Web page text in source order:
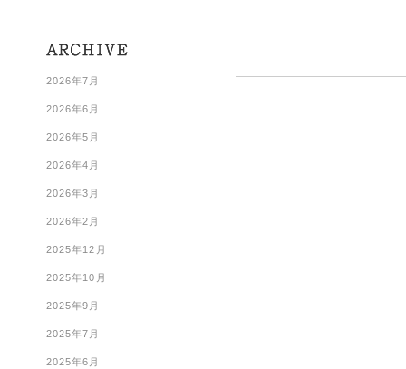
2026年7月
2026年6月
2026年5月
2026年4月
2026年3月
2026年2月
2025年12月
2025年10月
2025年9月
2025年7月
2025年6月